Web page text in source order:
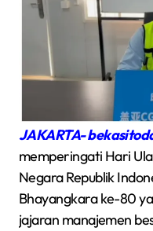
JAKARTA-
memperingati Hari
Negara Republik
Bhayangkara ke-80
jajaran manajemen